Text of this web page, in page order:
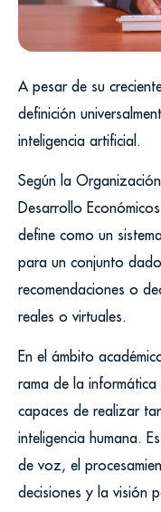
A pesar de su
definición
inteligencia artificial.
Según la
Desarrollo
define como un
para un conjunto
recomendaciones o
reales o virtuales.
En el ámbito
rama de la informática
capaces de realizar
inteligencia humana.
de voz, el
decisiones y la visión